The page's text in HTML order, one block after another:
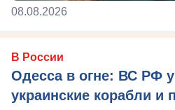
08.08.2026
В России
Одесса в огне: ВС РФ
украинские корабли и